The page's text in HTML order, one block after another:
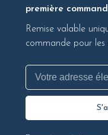
première
Remise valable
commande pour les